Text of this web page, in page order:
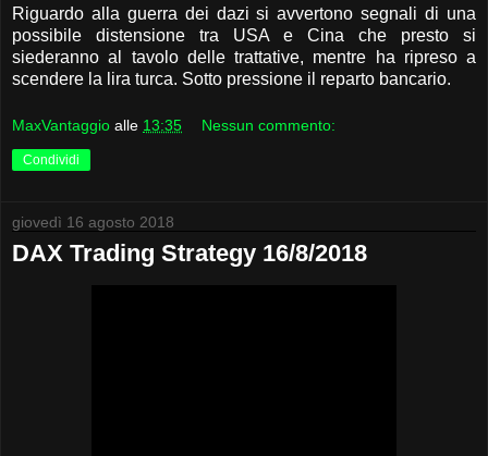
Riguardo alla guerra dei dazi si avvertono segnali di una
possibile distensione tra USA e Cina che presto si
siederanno al tavolo delle trattative, mentre ha ripreso a
scendere la lira turca. Sotto pressione il reparto bancario.
MaxVantaggio alle 13:35 Nessun commento:
Condividi
giovedì 16 agosto 2018
DAX Trading Strategy 16/8/2018